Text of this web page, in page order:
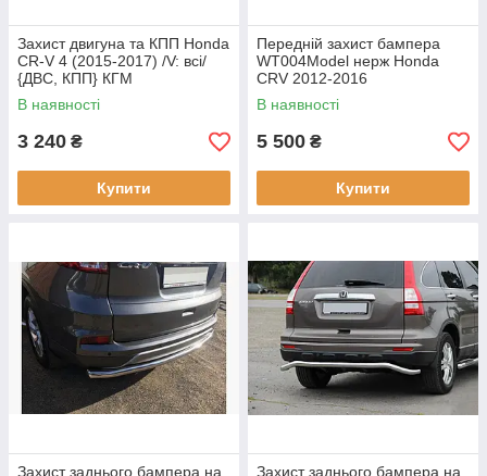
Захист двигуна та КПП Honda
CR-V 4 (2015-2017) /V: всі/
{ДВС, КПП} КГМ
В наявності
3 240 ₴
Купити
Передній захист бампера
WT004Model нерж Honda
CRV 2012-2016
В наявності
5 500 ₴
Купити
Захист заднього бампера на
Захист заднього бампера на